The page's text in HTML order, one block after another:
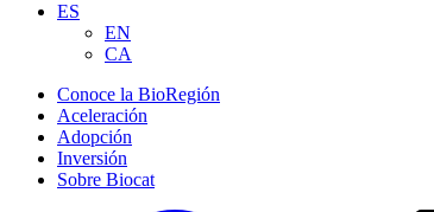
ES
EN
CA
Conoce la BioRegión
Aceleración
Adopción
Inversión
Sobre Biocat